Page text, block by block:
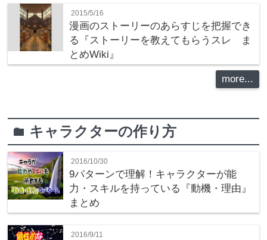
2015/5/16
漫画のストーリーのあらすじを把握でき
る『ストーリーを教えてもらうスレ ま
とめWiki』
more...
folder キャラクターの作り方
2016/10/30
9パターンで理解！キャラクターが能
力・スキルを持っている『動機・理由』
まとめ
2016/9/11